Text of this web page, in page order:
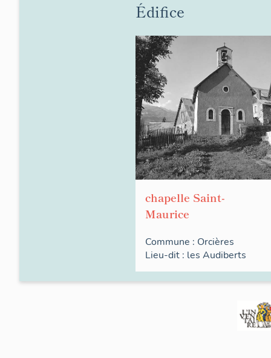
Édifice
chapelle Saint-
Maurice
Commune : Orcières
Lieu-dit : les Audiberts